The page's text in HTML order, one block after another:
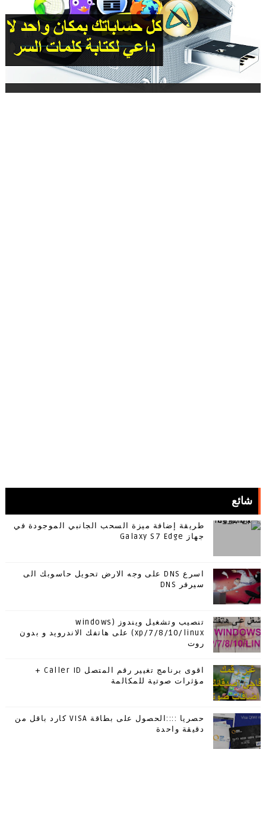
شائع
طريقة إضافة ميزة السحب الجانبي الموجودة في
جهاز Galaxy S7 Edge
اسرع DNS على وجه الارض تحويل حاسوبك الى
سيرفر DNS
تنصيب وتشغيل ويندوز (windows
xp/7/8/10/linux) على هاتفك الاندرويد و بدون
روت
اقوى برنامج تغيير رقم المتصل Caller ID +
مؤثرات صوتية للمكالمة
حصريا ::::الحصول على بطاقة VISA كارد باقل من
دقيقة واحدة